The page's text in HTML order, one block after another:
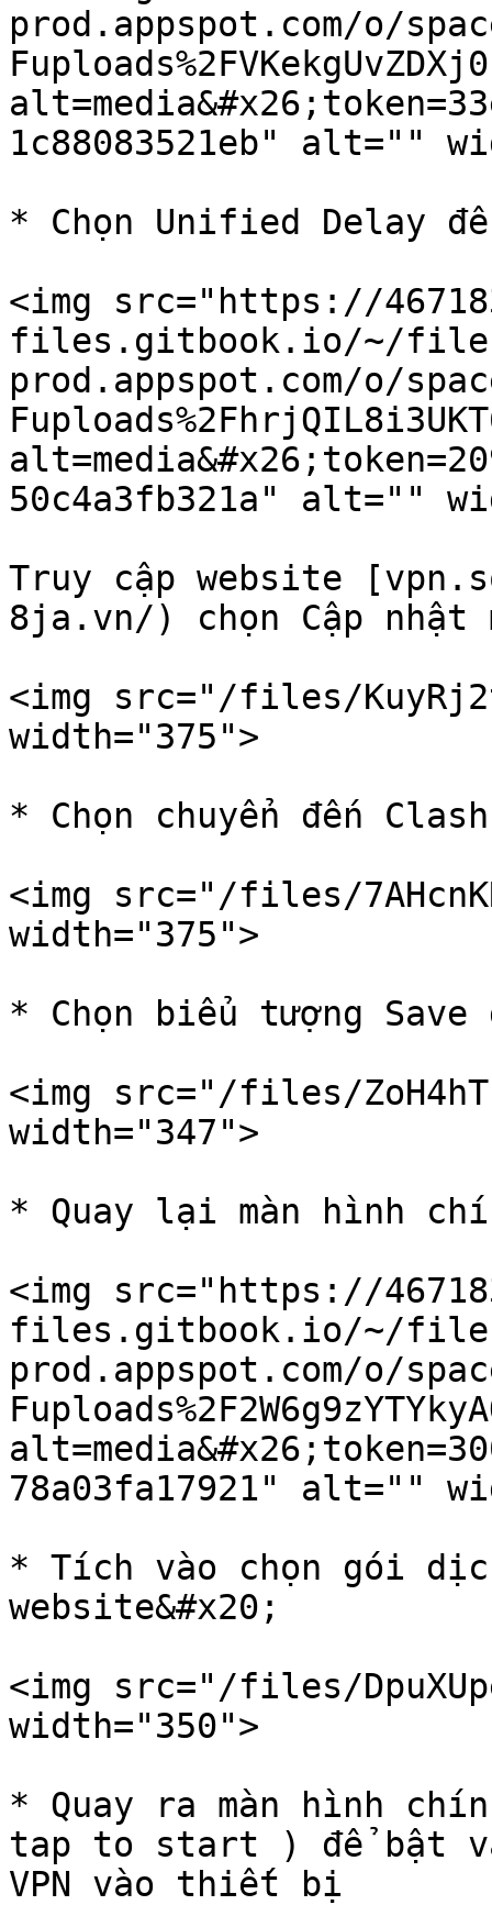
prod.appspot.com/o/
1c88083521eb" alt=""
* Chọn Unified Delay
<img src="https://
files.gitbook.io/~/
prod.appspot.com/o/
50c4a3fb321a" alt=""
Truy cập website
8ja.vn/) chọn Cập nhật
<img src="/files/
width="375">
* Chọn chuyển đến
<img src="/files/
width="375">
* Chọn biểu tượng
<img src="/files/
width="347">
* Quay lại màn hình
<img src="https://
files.gitbook.io/~/
prod.appspot.com/o/
78a03fa17921" alt=""
* Tích vào chọn gói
website&#x20;
<img src="/files/
width="350">
* Quay ra màn hình
tap to start ) để bật
VPN vào thiết bị